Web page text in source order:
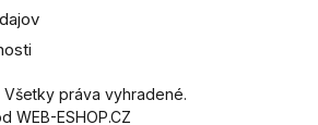
Všetky práva vyhradené.
WEB-ESHOP.CZ